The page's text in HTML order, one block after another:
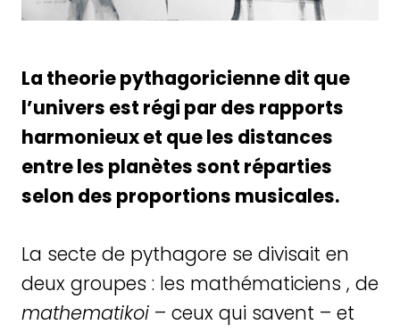
La theorie pythagoricienne dit que
l’univers est régi par des rapports
harmonieux et que les distances
entre les planètes sont réparties
selon des proportions musicales.
La secte de pythagore se divisait en
deux groupes : les mathématiciens , de
mathematikoi – ceux qui savent – et